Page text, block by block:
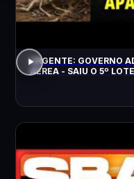
URGENTE: GOVERNO
AÉREA - SAIU O 5º